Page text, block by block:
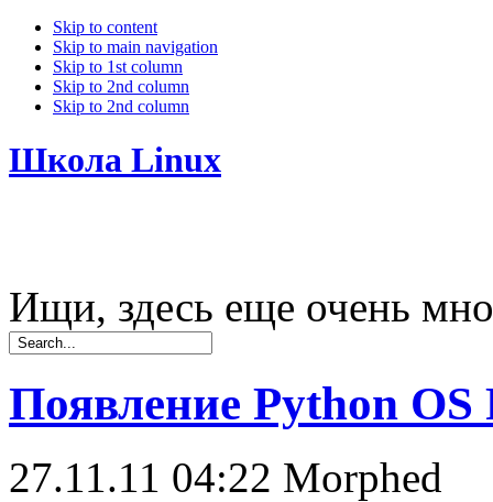
Skip to content
Skip to main navigation
Skip to 1st column
Skip to 2nd column
Skip to 2nd column
Школа Linux
Ищи, здесь еще очень
Появление Python OS
27.11.11 04:22 Morphed